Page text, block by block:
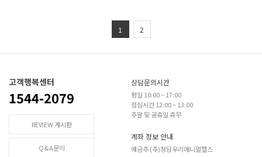
1 2
고객행복센터
1544-2079
REVIEW 게시판
Q&A문의
상담문의시간
평일 10:00 ~ 17:00
점심시간 12:00 ~ 13:00
주말 및 공휴일 휴무
계좌 정보 안내
예금주 (주)청담우리애니멀헬스